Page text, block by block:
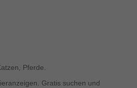
Pferde.
Gratis suchen und